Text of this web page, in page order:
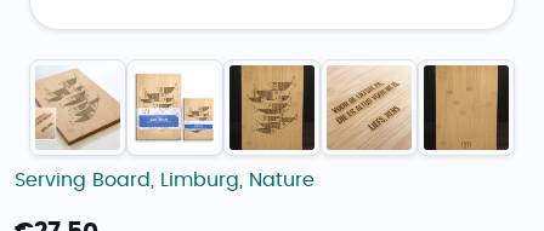
Serving Board, Limburg, Nature